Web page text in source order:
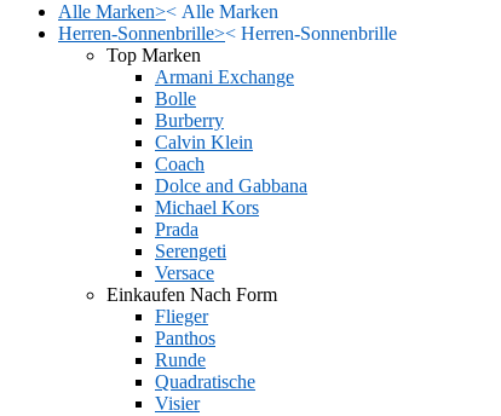
Alle Marken>< Alle Marken
Herren-Sonnenbrille>< Herren-Sonnenbrille
Top Marken
Armani Exchange
Bolle
Burberry
Calvin Klein
Coach
Dolce and Gabbana
Michael Kors
Prada
Serengeti
Versace
Einkaufen Nach Form
Flieger
Panthos
Runde
Quadratische
Visier